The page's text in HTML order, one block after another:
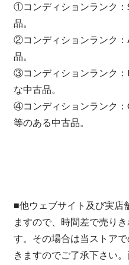
①コンディションランク
品。
②コンディションランク
品。
③コンディションランク
な中古品。
④コンディションランク
等のある中古品。
■他ウェブサイト及び実店
ますので、時間差で売り
す。その場合は当ストア
きますのでご了承下さい